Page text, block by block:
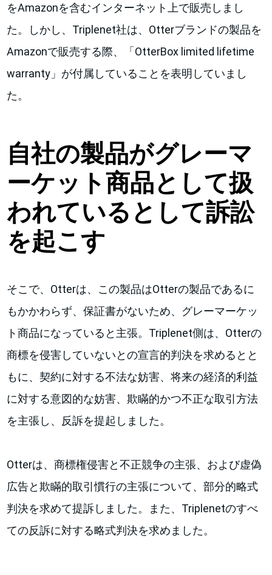
をAmazonを含むインターネット上で販売しまし
た。しかし、Triplenet社は、Otterブランドの製品を
Amazonで販売する際、「OtterBox limited lifetime
warranty」が付属していることを表明していまし
た。
自社の製品がグレーマ
ーケット商品として扱
われているとして訴訟
を起こす
そこで、Otterは、この製品はOtterの製品であるに
もかかわらず、保証書がないため、グレーマーケッ
ト商品になっていると主張。Triplenet側は、Otterの
商標を侵害していないとの宣言的判決を求めるとと
もに、契約に対する不法な妨害、将来の経済的利益
に対する意図的な妨害、欺瞞的かつ不正な取引方法
を主張し、反訴を提起しました。
Otterは、商標権侵害と不正競争の主張、および虚偽
広告と欺瞞的取引慣行の主張について、部分的略式
判決を求めて提訴しました。また、Triplenetのすべ
ての反訴に対する略式判決を求めました。